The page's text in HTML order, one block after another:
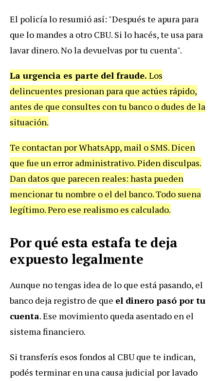
El policía lo resumió así: "Después te apura para
que lo mandes a otro CBU. Si lo hacés, te usa para
lavar dinero. No la devuelvas por tu cuenta".
La urgencia es parte del fraude. Los
delincuentes presionan para que actúes rápido,
antes de que consultes con tu banco o dudes de la
situación.
Te contactan por WhatsApp, mail o SMS. Dicen
que fue un error administrativo. Piden disculpas.
Dan datos que parecen reales: hasta pueden
mencionar tu nombre o el del banco. Todo suena
legítimo. Pero ese realismo es calculado.
Por qué esta estafa te deja
expuesto legalmente
Aunque no tengas idea de lo que está pasando, el
banco deja registro de que el dinero pasó por tu
cuenta. Ese movimiento queda asentado en el
sistema financiero.
Si transferís esos fondos al CBU que te indican,
podés terminar en una causa judicial por lavado